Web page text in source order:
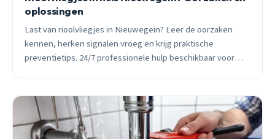
oplossingen
Last van rioolvliegjes in Nieuwegein? Leer de oorzaken
kennen, herken signalen vroeg en krijg praktische
preventietips. 24/7 professionele hulp beschikbaar voor